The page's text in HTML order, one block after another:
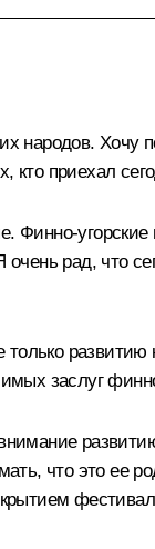
Хочу
кто приехал
Финно-
рад, что
заслуг
что это ее